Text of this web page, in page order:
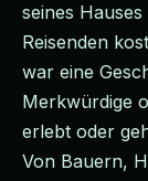
seines
Reisenden
war eine
Merkwürdige
erlebt oder
Von Bauern,